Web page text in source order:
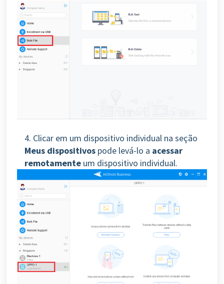
4. Clicar em um dispositivo individual na seção
Meus dispositivos pode levá-lo a acessar
remotamente um dispositivo individual.